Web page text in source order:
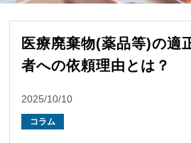
医療廃棄物(薬品等)の適
者への依頼理由とは？
2025/10/10
コラム